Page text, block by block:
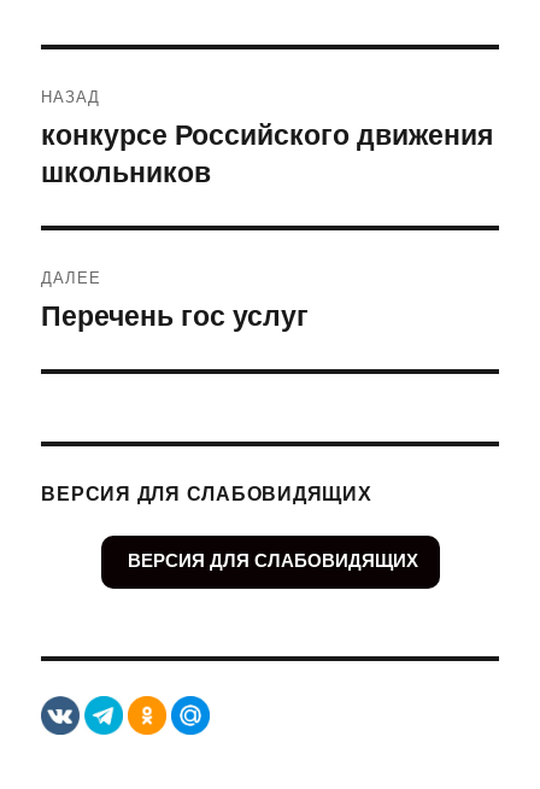
по
записям
НАЗАД
Предыдущая
запись:
конкурсе Российского движения
школьников
ДАЛЕЕ
Следующая
Перечень гос услуг
ВЕРСИЯ ДЛЯ СЛАБОВИДЯЩИХ
ВЕРСИЯ ДЛЯ СЛАБОВИДЯЩИХ